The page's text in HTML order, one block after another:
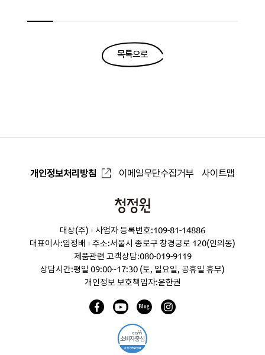
목록으로
개인정보처리방침 이메일무단수집거부 사이트맵
청
원
대상(주)
사업자 등록번호:109-81-14886
대표이사:임정배
주소:서울시 종로구 창경궁로 120(인의동)
제품관련 고객상담:080-019-9119
상담시간:평일 09:00~17:30 (토, 일요일, 공휴일 휴무)
개인정보 보호책임자:윤한권